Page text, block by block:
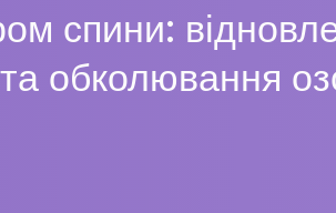
спини:
обколювання